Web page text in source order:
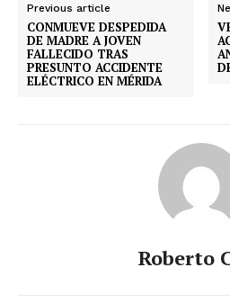
Previous article
CONMUEVE DESPEDIDA
DE MADRE A JOVEN
FALLECIDO TRAS
PRESUNTO ACCIDENTE
ELÉCTRICO EN MÉRIDA
Roberto